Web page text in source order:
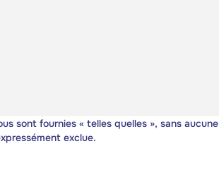
sont fournies « telles quelles », sans aucune
exclue.